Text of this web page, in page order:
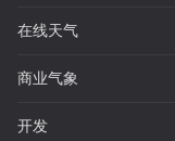
在线天气
商业气象
开发